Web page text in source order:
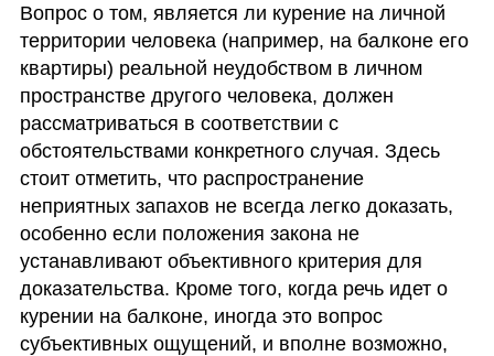
Вопрос о том, является ли курение на личной
территории человека (например, на балконе его
квартиры) реальной неудобством в личном
пространстве другого человека, должен
рассматриваться в соответствии с
обстоятельствами конкретного случая. Здесь
стоит отметить, что распространение
неприятных запахов не всегда легко доказать,
особенно если положения закона не
устанавливают объективного критерия для
доказательства. Кроме того, когда речь идет о
курении на балконе, иногда это вопрос
субъективных ощущений, и вполне возможно,